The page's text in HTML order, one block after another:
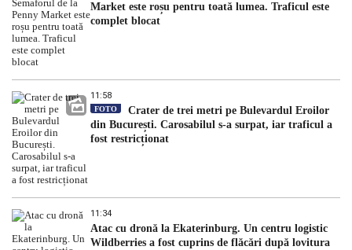
Market este roșu pentru toată lumea. Traficul este
complet blocat
11:58
FOTO
Crater de trei metri pe Bulevardul Eroilor
din București. Carosabilul s-a surpat, iar traficul a
fost restricționat
11:34
Atac cu dronă la Ekaterinburg. Un centru logistic
Wildberries a fost cuprins de flăcări după lovitura